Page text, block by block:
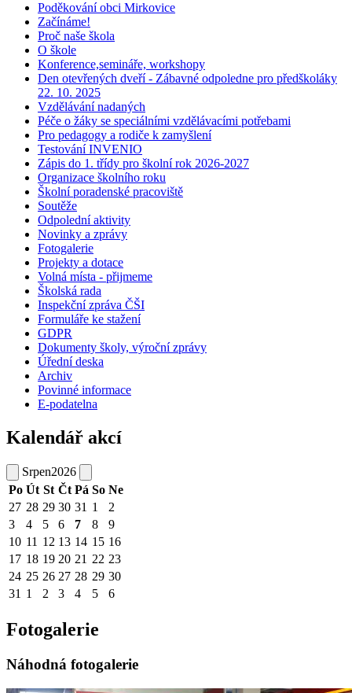
Poděkování obci Mirkovice
Začínáme!
Proč naše škola
O škole
Konference,semináře, workshopy
Den otevřených dveří - Zábavné odpoledne pro předškoláky
22. 10. 2025
Vzdělávání nadaných
Péče o žáky se speciálními vzdělávacími potřebami
Pro pedagogy a rodiče k zamyšlení
Testování INVENIO
Zápis do 1. třídy pro školní rok 2026-2027
Organizace školního roku
Školní poradenské pracoviště
Soutěže
Odpolední aktivity
Novinky a zprávy
Fotogalerie
Projekty a dotace
Volná místa - přijmeme
Školská rada
Inspekční zpráva ČŠI
Formuláře ke stažení
GDPR
Dokumenty školy, výroční zprávy
Úřední deska
Archiv
Povinné informace
E-podatelna
Kalendář akcí
Srpen2026
Po Út St Čt Pá So Ne
27 28 29 30 31 1
2
3
4 5 6 7 8
9
10 11 12 13 14 15 16
17 18 19 20 21 22 23
24 25 26 27 28 29 30
31 1 2 3 4 5 6
Fotogalerie
Náhodná fotogalerie